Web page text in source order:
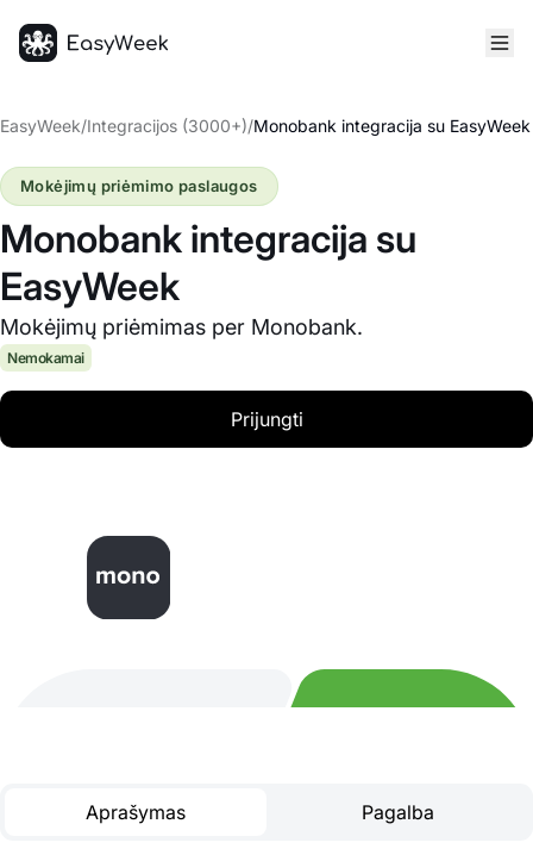
EasyWeek/Integracijos (3000+)/Monobank integracija su EasyWeek
Monobank integracija su
EasyWeek
Mokėjimų priėmimas per Monobank.
Mokėjimų priėmimo paslaugos
Nemokamai
Prijungti
Aprašymas Pagalba